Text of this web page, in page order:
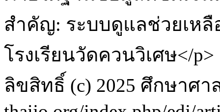
สำคัญ: ระบบดูแลช่วยเหลื
โรงเรียนวัดควนวิเศษ</p>
ลิขสิทธิ์ (c) 2025 ศึกษาศ